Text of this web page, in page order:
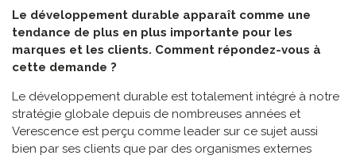
Le développement durable apparaît comme une
tendance de plus en plus importante pour les
marques et les clients. Comment répondez-vous à
cette demande ?
Le développement durable est totalement intégré à notre
stratégie globale depuis de nombreuses années et
Verescence est perçu comme leader sur ce sujet aussi
bien par ses clients que par des organismes externes